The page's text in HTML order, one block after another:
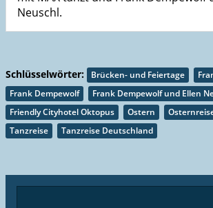
Neuschl.
Schlüsselwörter: Brücken- und Feiertage
Frank Dempewolf
Frank Dempewolf und Ellen
Friendly Cityhotel Oktopus
Ostern
Tanzreise
Tanzreise Deutschland